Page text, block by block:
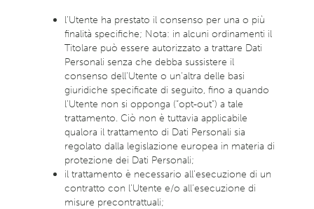
l’Utente ha prestato il consenso per una o più
finalità specifiche; Nota: in alcuni ordinamenti il
Titolare può essere autorizzato a trattare Dati
Personali senza che debba sussistere il
consenso dell’Utente o un’altra delle basi
giuridiche specificate di seguito, fino a quando
l’Utente non si opponga (“opt-out”) a tale
trattamento. Ciò non è tuttavia applicabile
qualora il trattamento di Dati Personali sia
regolato dalla legislazione europea in materia di
protezione dei Dati Personali;
il trattamento è necessario all’esecuzione di un
contratto con l’Utente e/o all’esecuzione di
misure precontrattuali;